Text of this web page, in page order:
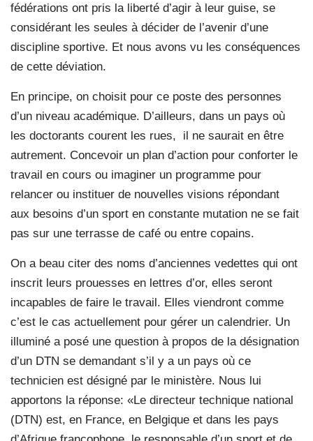
fédérations ont pris la liberté d’agir à leur guise, se
considérant les seules à décider de l’avenir d’une
discipline sportive. Et nous avons vu les conséquences
de cette déviation.
En principe, on choisit pour ce poste des personnes
d’un niveau académique. D’ailleurs, dans un pays où
les doctorants courent les rues, il ne saurait en être
autrement. Concevoir un plan d’action pour conforter le
travail en cours ou imaginer un programme pour
relancer ou instituer de nouvelles visions répondant
aux besoins d’un sport en constante mutation ne se fait
pas sur une terrasse de café ou entre copains.
On a beau citer des noms d’anciennes vedettes qui ont
inscrit leurs prouesses en lettres d’or, elles seront
incapables de faire le travail. Elles viendront comme
c’est le cas actuellement pour gérer un calendrier. Un
illuminé a posé une question à propos de la désignation
d’un DTN se demandant s’il y a un pays où ce
technicien est désigné par le ministère. Nous lui
apportons la réponse: «Le directeur technique national
(DTN) est, en France, en Belgique et dans les pays